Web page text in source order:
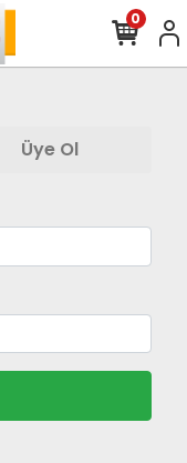
0
Üye Ol